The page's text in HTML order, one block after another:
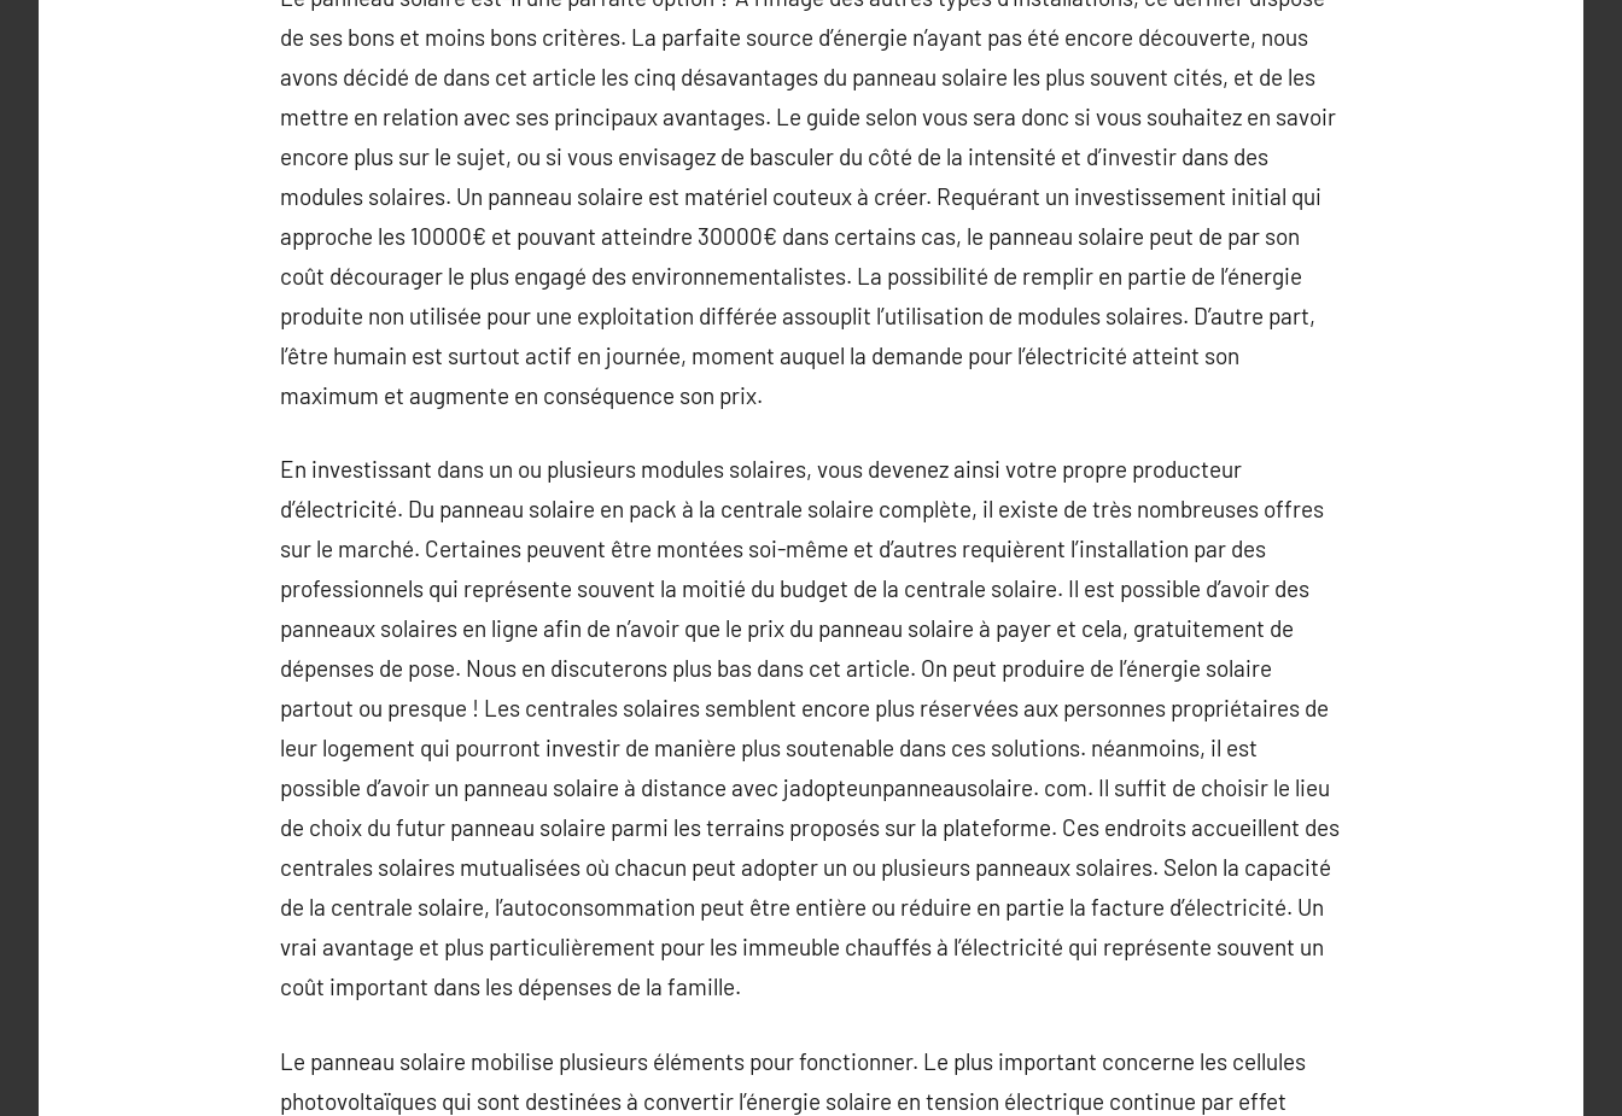
de ses bons et moins bons critères. La parfaite source d’énergie n’ayant pas été encore découverte, nous
avons décidé de dans cet article les cinq désavantages du panneau solaire les plus souvent cités, et de les
mettre en relation avec ses principaux avantages. Le guide selon vous sera donc si vous souhaitez en savoir
encore plus sur le sujet, ou si vous envisagez de basculer du côté de la intensité et d’investir dans des
modules solaires. Un panneau solaire est matériel couteux à créer. Requérant un investissement initial qui
approche les 10000€ et pouvant atteindre 30000€ dans certains cas, le panneau solaire peut de par son
coût décourager le plus engagé des environnementalistes. La possibilité de remplir en partie de l’énergie
produite non utilisée pour une exploitation différée assouplit l’utilisation de modules solaires. D’autre part,
l’être humain est surtout actif en journée, moment auquel la demande pour l’électricité atteint son
maximum et augmente en conséquence son prix.
En investissant dans un ou plusieurs modules solaires, vous devenez ainsi votre propre producteur
d’électricité. Du panneau solaire en pack à la centrale solaire complète, il existe de très nombreuses offres
sur le marché. Certaines peuvent être montées soi-même et d’autres requièrent l’installation par des
professionnels qui représente souvent la moitié du budget de la centrale solaire. Il est possible d’avoir des
panneaux solaires en ligne afin de n’avoir que le prix du panneau solaire à payer et cela, gratuitement de
dépenses de pose. Nous en discuterons plus bas dans cet article. On peut produire de l’énergie solaire
partout ou presque ! Les centrales solaires semblent encore plus réservées aux personnes propriétaires de
leur logement qui pourront investir de manière plus soutenable dans ces solutions. néanmoins, il est
possible d’avoir un panneau solaire à distance avec jadopteunpanneausolaire. com. Il suffit de choisir le lieu
de choix du futur panneau solaire parmi les terrains proposés sur la plateforme. Ces endroits accueillent des
centrales solaires mutualisées où chacun peut adopter un ou plusieurs panneaux solaires. Selon la capacité
de la centrale solaire, l’autoconsommation peut être entière ou réduire en partie la facture d’électricité. Un
vrai avantage et plus particulièrement pour les immeuble chauffés à l’électricité qui représente souvent un
coût important dans les dépenses de la famille.
Le panneau solaire mobilise plusieurs éléments pour fonctionner. Le plus important concerne les cellules
photovoltaïques qui sont destinées à convertir l’énergie solaire en tension électrique continue par effet